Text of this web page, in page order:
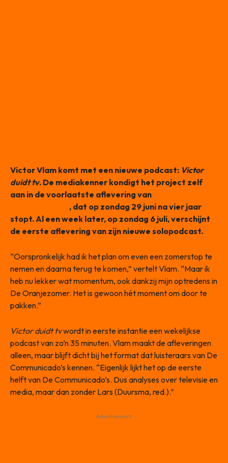
Victor Vlam komt met een nieuwe podcast: Victor
duidt tv. De mediakenner kondigt het project zelf
aan in de voorlaatste aflevering van
, dat op zondag 29 juni na vier jaar
stopt. Al een week later, op zondag 6 juli, verschijnt
de eerste aflevering van zijn nieuwe solopodcast.
“Oorspronkelijk had ik het plan om even een zomerstop te
nemen en daarna terug te komen,” vertelt Vlam. “Maar ik
heb nu lekker wat momentum, ook dankzij mijn optredens in
De Oranjezomer. Het is gewoon hét moment om door te
pakken.”
Victor duidt tvwordt in eerste instantie een wekelijkse
podcast van zo’n 35 minuten. Vlam maakt de afleveringen
alleen, maar blijft dicht bij het format dat luisteraars van De
Communicado’s kennen. “Eigenlijk lijkt het op de eerste
helft van De Communicado’s. Dus analyses over televisie en
media, maar dan zonder Lars (Duursma, red.).”
- Advertisement -